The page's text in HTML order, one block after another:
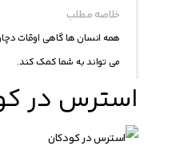
خلاصه مطلب
همه انسان ها گاهی اوقات
می تواند به شما کمک کند.
استرس در